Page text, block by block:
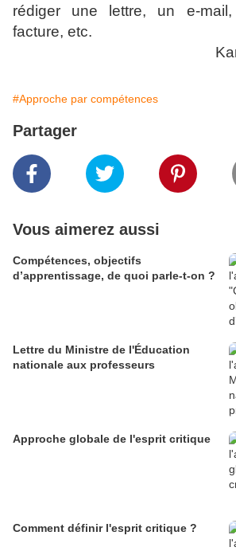
rédiger une lettre, un e-
facture, etc.
#Approche par compétences
Partager
Vous aimerez aussi
Compétences, objectifs
d’apprentissage, de quoi parle-t-on ?
Lettre du Ministre de l'Éducation
nationale aux professeurs
Approche globale de l'esprit critique
Comment définir l'esprit critique ?